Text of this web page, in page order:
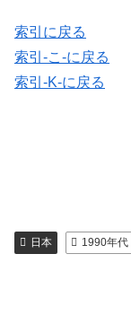
索引に戻る
索引-こ-に戻る
索引-K-に戻る
日本 1990年代